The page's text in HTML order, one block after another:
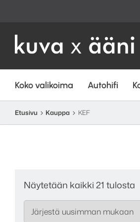
Koko valikoima Autohifi
Etusivu Kauppa KEF
Näytetään kaikki 21 tulosta